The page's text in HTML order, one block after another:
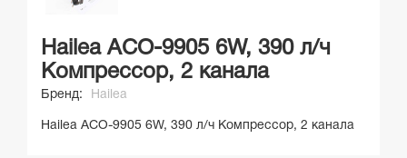
Hailea ACO-9905 6W, 390 л/ч
Компрессор, 2 канала
Бренд: Hailea
Hailea ACO-9905 6W, 390 л/ч Компрессор, 2 канала